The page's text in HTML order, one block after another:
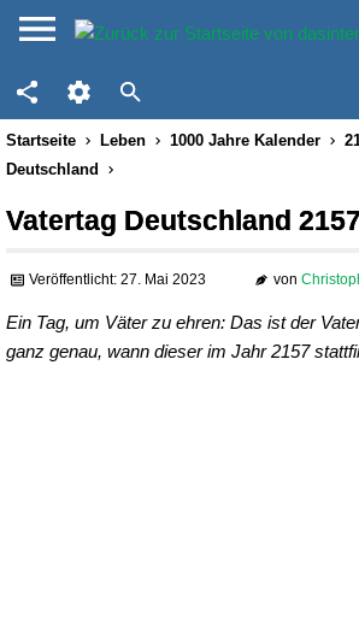
Startseite Leben 1000 Jahre Kalender
Deutschland
Vatertag Deutschland 2157
Veröffentlicht: 27. Mai 2023 von
Ein Tag, um Väter zu ehren: Das ist der
ganz genau, wann dieser im Jahr 2157